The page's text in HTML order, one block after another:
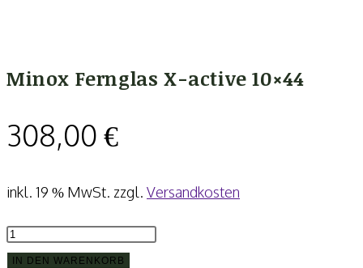
Minox Fernglas X-active 10×44
308,00 €
inkl. 19 % MwSt. zzgl. Versandkosten
Minox
Fernglas
IN DEN WARENKORB